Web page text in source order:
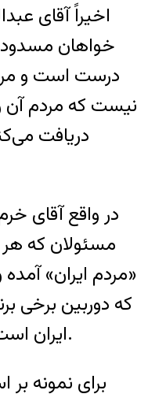
اخیراً آقای
خواهان مسدود
درست است و
دریافت
در واقع آقای
مسئولان که هر
«مردم ایران»
که دوربین برخی
ایران است؟ آقای خرم‌آبادی بی‌تردید می‌داند کاربران فیس‌بوک بیش از آنی است که بتوان مدعی شد مردم ایران از فیس‌بوک بدشان می‌آید.